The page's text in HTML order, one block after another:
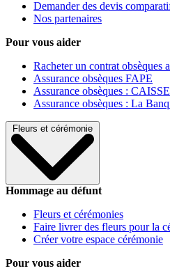
Demander des devis
Nos partenaires
Pour vous aider
Racheter un contrat obsèques
Assurance obsèques FAPE
Assurance obsèques :
Assurance obsèques : La
Fleurs et cérémonie
Hommage au défunt
Fleurs et cérémonies
Faire livrer des fleurs pour la
Créer votre espace cérémonie
Pour vous aider